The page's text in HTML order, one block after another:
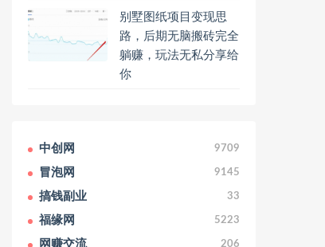
别墅图纸项目变现思
路，后期无脑搬砖完全
躺赚，玩法无私分享给
你
中创网 9709
冒泡网 9145
搞钱副业 33
福缘网 5223
网赚交流 206